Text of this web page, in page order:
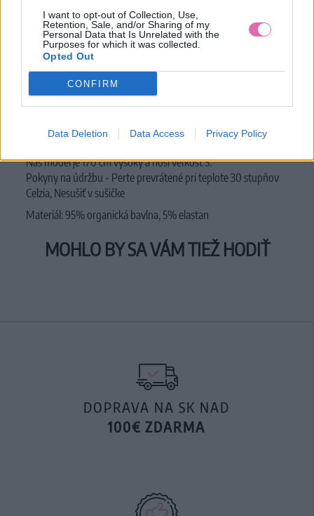
I want to opt-out of Collection, Use,
Retention, Sale, and/or Sharing of my
Personal Data that Is Unrelated with the
Purposes for which it was collected.
Opted Out
CONFIRM
Data Deletion Data Access Privacy Policy
Vrch má okrúhly výstrih a ¾ rukávy, ktoré sú ukončené
krakou.
Výstrih a lemy rukávov sú tiež zdobené jemnou bielou krajkou.
Malá svetlo modrá stužka dodáva výstrihu romantický
nádych.
Dĺžka topu vo veľkosti S cca.
dodáva romantický vzhľad.
Náš model je 170 cm vysoký a nosí veľkosť S.
Pokyny na údržbu - Perte prevrátené pri teplote 30 stupňov
Celzia, Nesušiť v sušičke
Materiál: 95% organická bavlna, 5% elastan
MOHLO BY SA VÁM TIEŽ HODIŤ
DOPRAVA NA SK NAD
100€ ZDARMA